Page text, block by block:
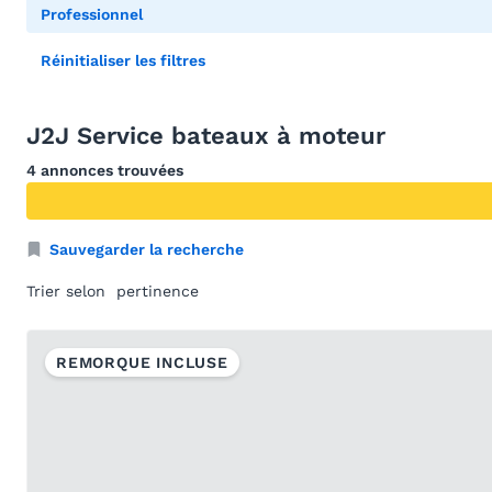
Professionnel
Réinitialiser les filtres
J2J Service bateaux à moteur
4 annonces trouvées
Sauvegarder la recherche
Trier selon
REMORQUE INCLUSE